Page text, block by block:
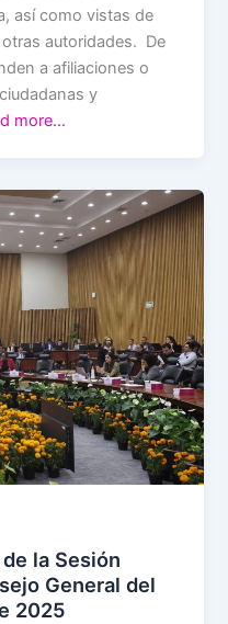
así como vistas de
autoridades. De
a afiliaciones o
y
more…
la Sesión
General del
2025